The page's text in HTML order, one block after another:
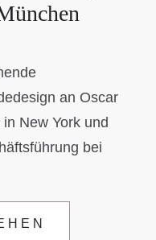
an Oscar
New York und
bei